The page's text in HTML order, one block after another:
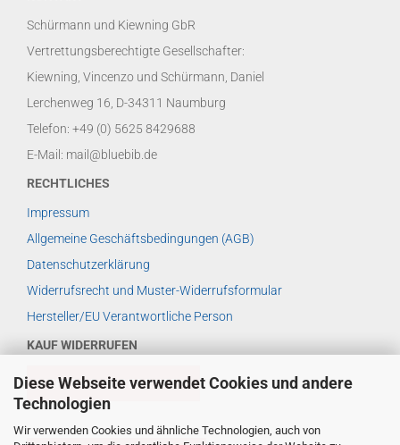
Diese Webseite verwendet Cookies und andere
Technologien
Wir verwenden Cookies und ähnliche Technologien, auch von
Schürmann und Kiewning GbR
Vertrettungsberechtigte Gesellschafter:
Kiewning, Vincenzo und Schürmann, Daniel
Lerchenweg 16, D-34311 Naumburg
Telefon: +49 (0) 5625 8429688
E-Mail: mail@bluebib.de
RECHTLICHES
Impressum
Allgemeine Geschäftsbedingungen (AGB)
Datenschutzerklärung
Widerrufsrecht und Muster-Widerrufsformular
Hersteller/EU Verantwortliche Person
KAUF WIDERRUFEN
VERTRAG WIDERRUFEN